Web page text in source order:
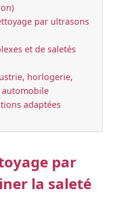
par ultrasons
et de saletés
horlogerie,
adaptées
par
la saleté